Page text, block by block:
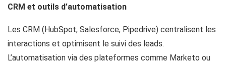
CRM et outils d’automatisation
Les CRM (HubSpot, Salesforce, Pipedrive) centralisent les
interactions et optimisent le suivi des leads.
L’automatisation via des plateformes comme Marketo ou